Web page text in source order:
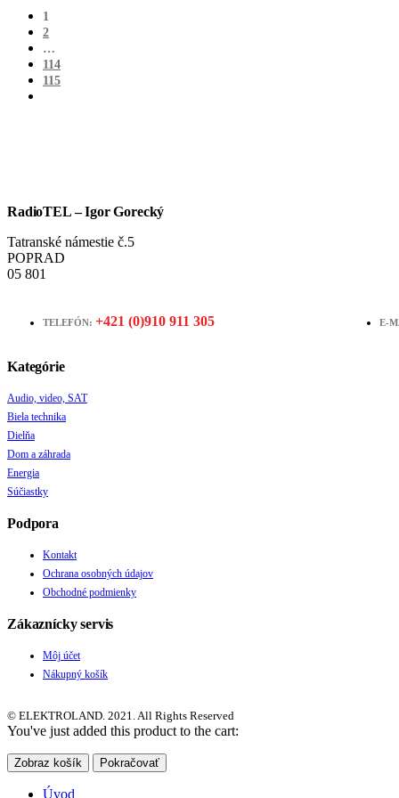
1
2
…
114
115
RadioTEL – Igor Gorecký
Tatranské námestie č.5
POPRAD
05 801
TELEFÓN: +421 (0)910 911 305 E-
Kategórie
Audio, video, SAT
Biela technika
Dielňa
Dom a záhrada
Energia
Súčiastky
Podpora
Kontakt
Ochrana osobných údajov
Obchodné podmienky
Zákaznícky servis
Môj účet
Nákupný košík
© ELEKTROLAND. 2021. All Rights Reserved
You've just added this product to the cart:
Zobraz košík Pokračovať
Úvod